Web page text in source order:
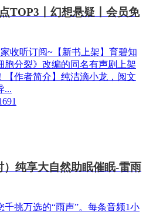
TOP3丨幻想悬疑丨会员免
收听订阅~【新书上架】育碧知
胞分裂》改编的同名有声剧上架
【作者简介】纯洁滴小龙，阅文
...
）纯享大自然助眠催眠-雷雨
千挑万选的“雨声”。每条音频1小